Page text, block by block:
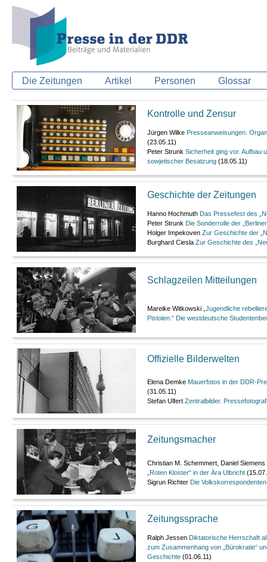
Die Zeitungen Artikel Personen Glossar
Kontrolle und Zensur
Jürgen Wilke Presseanweisungen.
(23.05.11)
Peter Strunk Sicherheit ging vor. Aufbau
sowjetischer Besatzung (18.05.11)
Geschichte der Zeitungen
Hanno Hochmuth Das Pressefest des
Peter Strunk Die Sonderrolle der
Holger Impekoven Zur Geschichte der
Burghard Ciesla Zur Geschichte des
Schlagzeilen Mitteilungen
Mareike Witkowski „Jugendliche
Pistolen.“ Die westdeutsche
Offizielle Bilderwelten
Elena Demke Mauerfotos in der DDR-
(31.05.11)
Stefan Ulfert Zentralbilder.
Zeitungsmacher
Christian M. Schemmert, Daniel Siemens
„Roten Kloster“ in der Ära Ulbricht
Sigrun Richter Die
Zeitungssprache
Ralph Jessen Diktatorische Herrschaft
zum Zusammenhang von „Bürokratie“
Geschichte (01.06.11)